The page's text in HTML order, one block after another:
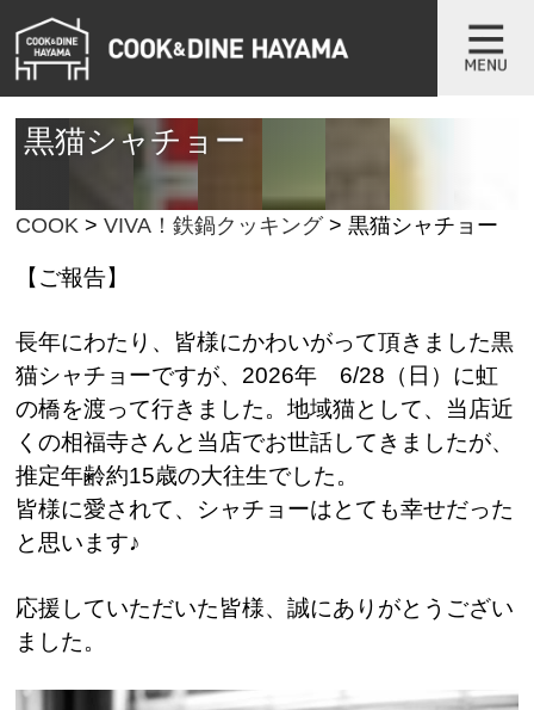
黒猫シャチョー
COOK >VIVA！鉄鍋クッキング>黒猫シャチョー
【ご報告】
長年にわたり、皆様にかわいがって頂きました黒
猫シャチョーですが、2026年 6/28（日）に虹
の橋を渡って行きました。地域猫として、当店近
くの相福寺さんと当店でお世話してきましたが、
推定年齢約15歳の大往生でした。
皆様に愛されて、シャチョーはとても幸せだった
と思います♪
応援していただいた皆様、誠にありがとうござい
ました。